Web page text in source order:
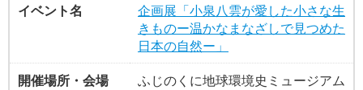
イベント名
企画展「小泉八雲が愛した小さな生
きものー温かなまなざしで見つめた
日本の自然ー」
開催場所・会場
ふじのくに地球環境史ミュージアム